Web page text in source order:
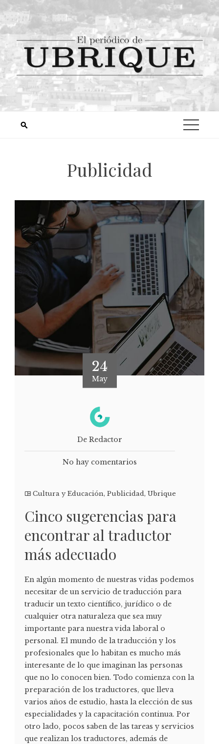
Publicidad
24
May
De Redactor
No hay comentarios
Cultura y Educación, Publicidad, Ubrique
Cinco sugerencias para
encontrar al traductor
más adecuado
En algún momento de nuestras vidas podemos
necesitar de un servicio de traducción para
traducir un texto científico, jurídico o de
cualquier otra naturaleza que sea muy
importante para nuestra vida laboral o
personal. El mundo de la traducción y los
profesionales que lo habitan es mucho más
interesante de lo que imaginan las personas
que no lo conocen bien. Todo comienza con la
preparación de los traductores, que lleva
varios años de estudio, hasta la elección de sus
especialidades y la capacitación continua. Por
otro lado, pocos saben de las tareas y servicios
que realizan los traductores, además de